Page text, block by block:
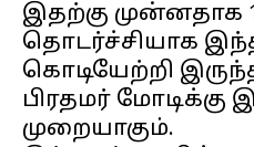
இதற்கு முன்னதாக
தொடர்ச்சியாக
கொடியேற்றி
பிரதமர் மோடிக்கு
முறையாகும்.